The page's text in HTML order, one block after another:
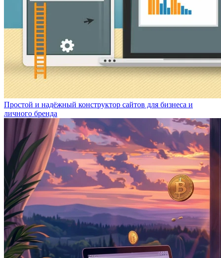
Простой и надёжный конструктор сайтов для бизнеса и
личного бренда